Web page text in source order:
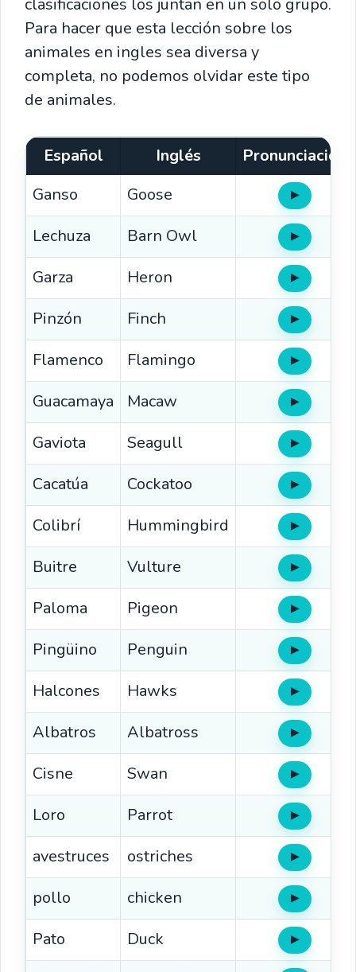
clasificaciones los juntan en un solo grupo.
Para hacer que esta lección sobre los
animales en ingles sea diversa y
completa, no podemos olvidar este tipo
de animales.
Español Inglés
Pronunciación
Ganso
Goose ▶Oír
Lechuza Barn Owl ▶Oír
Garza Heron ▶Oír
Pinzón Finch ▶Oír
Flamenco Flamingo ▶Oír
Guacamaya Macaw ▶Oír
Gaviota Seagull ▶Oír
Cacatúa Cockatoo ▶Oír
Colibrí Hummingbird ▶Oír
Buitre Vulture ▶Oír
Paloma Pigeon ▶Oír
Pingüino Penguin ▶Oír
Halcones Hawks ▶Oír
Albatros Albatross ▶Oír
Cisne Swan ▶Oír
Loro Parrot ▶Oír
avestruces ostriches ▶Oír
pollo chicken ▶Oír
Pato Duck ▶Oír